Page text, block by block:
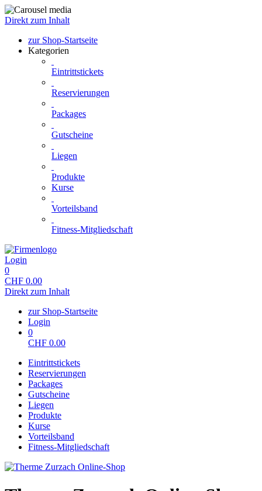
Direkt zum Inhalt
zur Shop-Startseite
Kategorien
Eintrittstickets
Reservierungen
Packages
Gutscheine
Liegen
Produkte
Kurse
Vorteilsband
Fitness-Mitgliedschaft
Login
0
CHF 0.00
Direkt zum Inhalt
zur Shop-Startseite
Login
0
CHF 0.00
Eintrittstickets
Reservierungen
Packages
Gutscheine
Liegen
Produkte
Kurse
Vorteilsband
Fitness-Mitgliedschaft